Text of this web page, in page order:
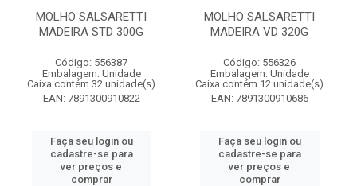
MOLHO SALSARETTI
MADEIRA STD 300G
Código: 556387
Embalagem: Unidade
Caixa contém 32 unidade(s)
EAN: 7891300910822
Faça seu login ou
cadastre-se para
ver preços e
comprar
MOLHO SALSARETTI
MADEIRA VD 320G
Código: 556326
Embalagem: Unidade
Caixa contém 12 unidade(s)
EAN: 7891300910686
Faça seu login ou
cadastre-se para
ver preços e
comprar